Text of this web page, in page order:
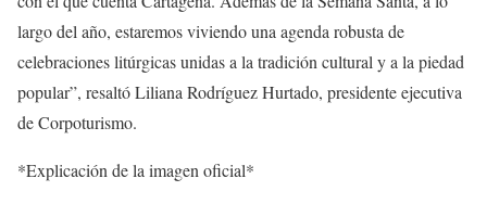
largo del año, estaremos viviendo una agenda robusta de
celebraciones litúrgicas unidas a la tradición cultural y a la piedad
popular”, resaltó Liliana Rodríguez Hurtado, presidente ejecutiva
de Corpoturismo.
*Explicación de la imagen oficial*